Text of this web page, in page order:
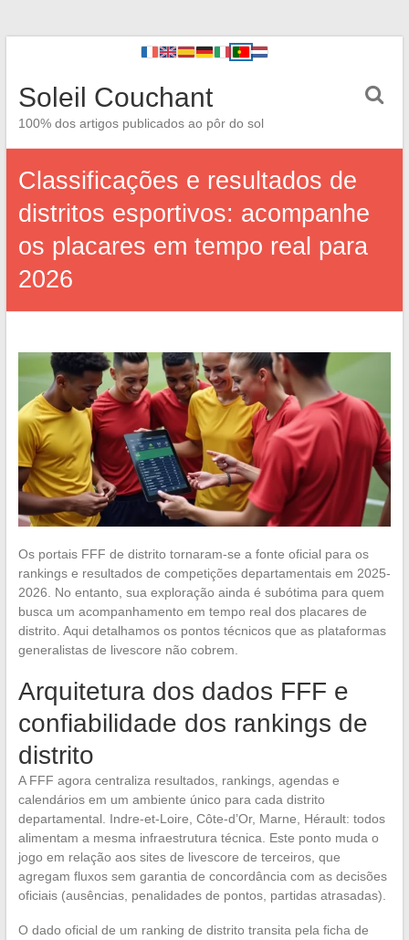
Soleil Couchant
100% dos artigos publicados ao pôr do sol
Classificações e resultados de
distritos esportivos: acompanhe
os placares em tempo real para
2026
Os portais FFF de distrito tornaram-se a fonte oficial para os
rankings e resultados de competições departamentais em 2025-
2026. No entanto, sua exploração ainda é subótima para quem
busca um acompanhamento em tempo real dos placares de
distrito. Aqui detalhamos os pontos técnicos que as plataformas
generalistas de livescore não cobrem.
Arquitetura dos dados FFF e
confiabilidade dos rankings de
distrito
A FFF agora centraliza resultados, rankings, agendas e
calendários em um ambiente único para cada distrito
departamental. Indre-et-Loire, Côte-d’Or, Marne, Hérault: todos
alimentam a mesma infraestrutura técnica. Este ponto muda o
jogo em relação aos sites de livescore de terceiros, que
agregam fluxos sem garantia de concordância com as decisões
oficiais (ausências, penalidades de pontos, partidas atrasadas).
O dado oficial de um ranking de distrito transita pela ficha de